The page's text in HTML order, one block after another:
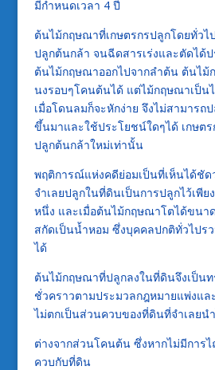
มีกำหนดเวลา 4 ปี
ต้นไม้กฤษณาที่เกษตรกรปลูกโดยทั่วไ
ปลูกต้นกล้า จนฉีดสารเร่งและตัดได้
ต้นไม้กฤษณาออกไปจากลำต้น ต้นไ
นงรอบๆโคนต้นได้ แต่ไม้กฤษณาเป็น
เมื่อโดนลมก็จะหักง่าย จึงไม่สามารถ
ขึ้นมาและใช้ประโยชน์ใดๆได้ เกษต
ปลูกต้นกล้าใหม่เท่านั้น
พฤติการณ์แห่งคดีย่อมเป็นที่เห็นได้ชั
จำเลยปลูกในที่ดินเป็นการปลูกไว้เพีย
หนึ่ง และเมื่อต้นไม้กฤษณาโตได้ขนา
สกัดเป็นน้ำหอม ซึ่งบุคคลปกติทั่วไปรว
ได้
ต้นไม้กฤษณาที่ปลูกลงในที่ดินจึงเป็น
ชั่วคราวตามประมวลกฎหมายแพ่งแ
ไม่ตกเป็นส่วนควบของที่ดินที่จำเลยน
ต่างจากส่วนโคนต้น ซึ่งหากไม่มีการ
ควบกับที่ดิน